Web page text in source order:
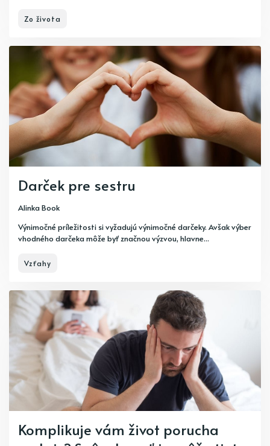
Zo života
Darček pre sestru
Alinka Book
Výnimočné príležitosti si vyžadujú výnimočné darčeky. Avšak výber
vhodného darčeka môže byť značnou výzvou, hlavne...
Vzťahy
Komplikuje vám život porucha